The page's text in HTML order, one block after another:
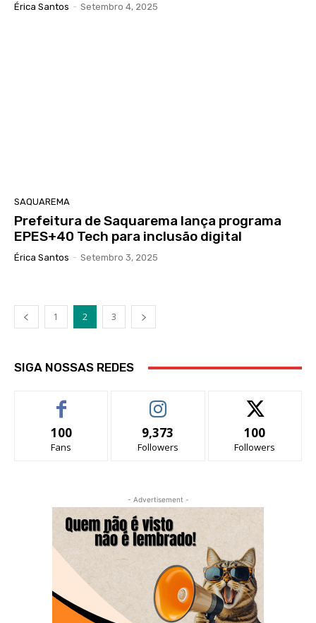
Érica Santos - Setembro 4, 2025
SAQUAREMA
Prefeitura de Saquarema lança programa
EPES+40 Tech para inclusão digital
Érica Santos - Setembro 3, 2025
1 2 3
SIGA NOSSAS REDES
100
Fans
9,373
Followers
100
Followers
- Advertisement -